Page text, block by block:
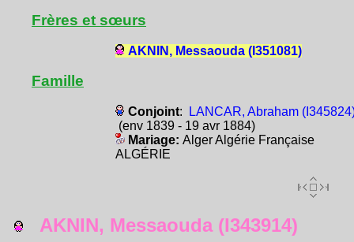
Frères et sœurs
AKNIN, Messaouda (I351081)
Famille
Conjoint:
LANCAR, Abraham
(env 1839 - 19 avr 1884)
Mariage: Alger Algérie Française
ALGÉRIE
AKNIN, Messaouda (I343914)